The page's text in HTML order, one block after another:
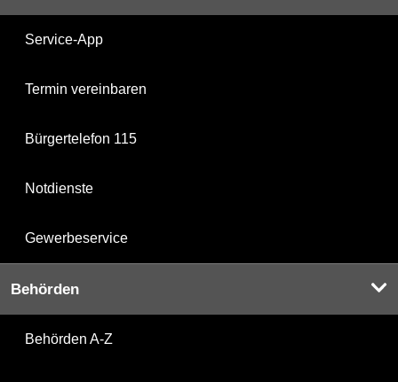
Service-App
Termin vereinbaren
Bürgertelefon 115
Notdienste
Gewerbeservice
Behörden
Behörden A-Z